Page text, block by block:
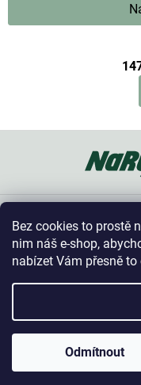
Bez cookies to prostě
nim náš e-shop,
nabízet Vám přesně to
Odmítnout
a
t
Vše o nákupu
Kontakt